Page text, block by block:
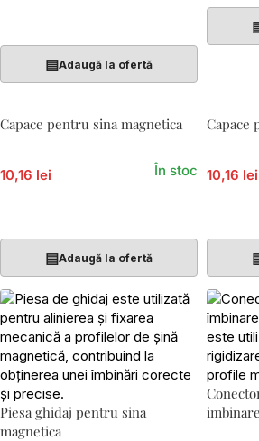
▤Adaugă la ofertă
Capace pentru sina magnetica
10,16 lei În stoc
▤Adaugă la ofertă
Capace
10,16 lei
Piesa ghidaj pentru sina
magnetica